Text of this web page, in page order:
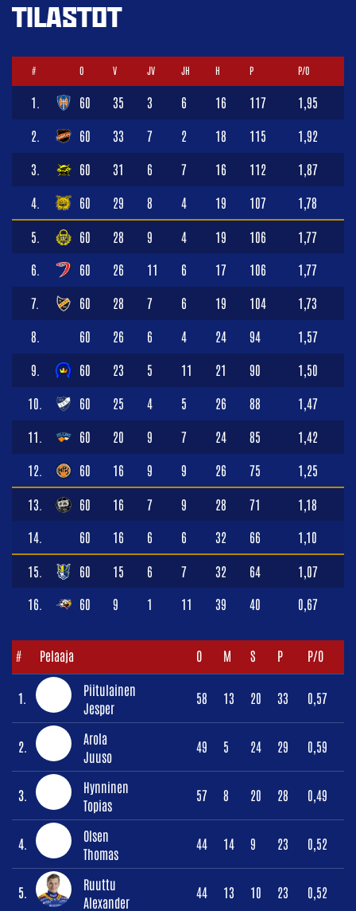
TILASTOT
# O V JV JH H P P/O
1. 60 35 3 6 16 117 1,95
2. 60 33 7 2 18 115 1,92
3. 60 31 6 7 16 112 1,87
4. 60 29 8 4 19 107 1,78
5. 60 28 9 4 19 106 1,77
6. 60 26 11 6 17 106 1,77
7. 60 28 7 6 19 104 1,73
8. 60 26 6 4 24 94 1,57
9. 60 23 5 11 21 90 1,50
10. 60 25 4 5 26 88 1,47
11. 60 20 9 7 24 85 1,42
12. 60 16 9 9 26 75 1,25
13. 60 16 7 9 28 71 1,18
14. 60 16 6 6 32 66 1,10
15. 60 15 6 7 32 64 1,07
16. 60 9 1 11 39 40 0,67
# Pelaaja O M S P P/O
1.
Piitulainen
Jesper
58 13 20 33 0,57
2.
Arola
Juuso
49 5 24 29 0,59
3.
Hynninen
Topias
57 8 20 28 0,49
4.
Olsen
Thomas
44 14 9 23 0,52
5.
Ruuttu
Alexander
44 13 10 23 0,52